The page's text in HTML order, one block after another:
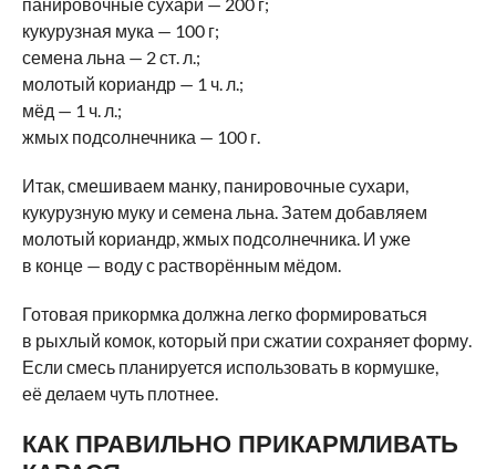
кукурузная мука — 100 г;
семена льна — 2 ст. л.;
молотый кориандр — 1 ч. л.;
мёд — 1 ч. л.;
жмых подсолнечника — 100 г.
Итак, смешиваем манку, панировочные сухари,
кукурузную муку и семена льна. Затем добавляем
молотый кориандр, жмых подсолнечника. И уже
в конце — воду с растворённым мёдом.
Готовая прикормка должна легко формироваться
в рыхлый комок, который при сжатии сохраняет форму.
Если смесь планируется использовать в кормушке,
её делаем чуть плотнее.
КАК ПРАВИЛЬНО ПРИКАРМЛИВАТЬ